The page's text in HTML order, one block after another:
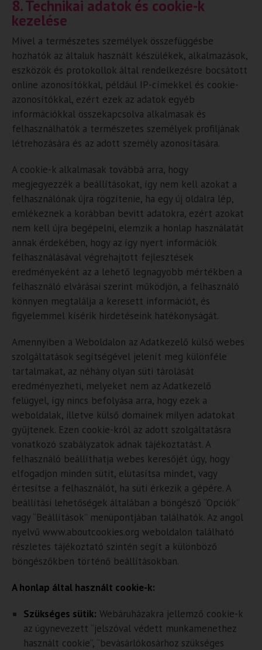
8. Technikai adatok és cookie-k
kezelése
Mivel a természetes személyek összefüggésbe
hozhatók az általuk használt készülékek, alkalmazások,
eszközök és protokollok által rendelkezésre bocsátott
online azonosítókkal, például IP-címekkel és cookie-
azonosítókkal, ezért ezek az adatok egyéb
információkkal összekapcsolva alkalmasak és
felhasználhatók a természetes személyek profiljának
létrehozására és az adott személy azonosítására.
A cookie-k alkalmasak továbbá arra, hogy
megjegyezzék a beállításokat, így nem kell azokat a
felhasználónak újra rögzítenie, ha egy új oldalra lép,
emlékeznek a korábban bevitt adatokra, ezért azokat
nem kell újra begépelni, elemzik a honlap használatát
annak érdekében, hogy az így nyert információk
felhasználásával végrehajtott fejlesztések
eredményeként az a lehető legnagyobb mértékben a
felhasználó elvárásai szerint működjön, a felhasználó
könnyen megtalálja a keresett információt, és
figyelemmel kísérik hirdetéseink hatékonyságát.
Amennyiben a Weboldalon az Adatkezelő külső webes
szolgáltatások segítségével jelenít meg különféle
tartalmakat, az néhány olyan süti tárolását
eredményezheti, melyeket nem az Adatkezelő
felügyel, így nincs befolyása arra, hogy ezek a
weboldalak, illetve külső domainek milyen adatokat
gyűjtenek. Ezen cookie-król az adott szolgáltatásra
vonatkozó szabályzatok adnak tájékoztatást. A
felhasználó beállíthatja webes keresőjét úgy, hogy
elfogadjon minden sütit, elutasítsa mindet, vagy
értesítse a felhasználót, ha süti érkezik a gépére. A
beállítási lehetőségek általában a böngésző “Opciók”
vagy “Beállítások” menüpontjában találhatók. Az angol
nyelvű www.aboutcookies.org weboldalon található
részletes tájékoztató szintén segít a különböző
böngészőkben történő beállításokban.
A honlap által használt cookie-k:
Szükséges sütik: Webáruházakra jellemző cookie-k
az úgynevezett “jelszóval védett munkamenethez
használt cookie”, “bevásárlókosárhoz szükséges